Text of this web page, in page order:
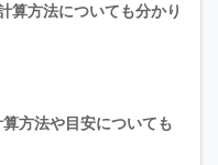
算方法についても分かり
方法や目安についても